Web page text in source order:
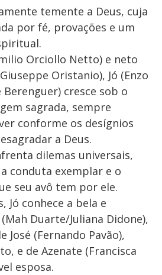
temente a Deus, cuja
por fé, provações e um
Orciollo Netto) e neto
Oristanio), Jó (Enzo
cresce sob o
sagrada, sempre
conforme os desígnios
a Deus.
dilemas universais,
conduta exemplar e o
seu avô tem por ele.
Jó conhece a bela e
Duarte/Juliana Didone),
José (Fernando Pavão),
e de Azenate (Francisca
esposa.